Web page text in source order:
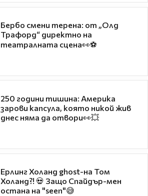
Бербо смени терена: от „Олд
Трафорд“ директно на
театралната сцена👀⚽
250 години тишина: Америка
зарови капсула, която никой жив
днес няма да отвори👀💥
Ерлинг Холанд ghost-на Том
Холанд?! 💀 Защо Спайдър-мен
остана на "seen"😅